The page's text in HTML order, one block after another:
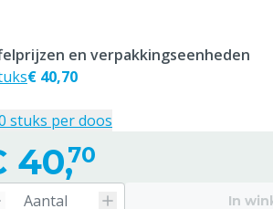
40,70
In
en verpakkingseenheden
€ 40,70
stuks per doos